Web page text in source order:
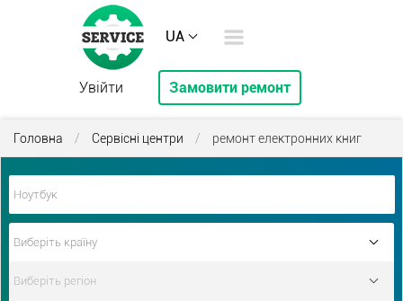
UA
Увійти Замовити ремонт
Головна / Сервісні центри / ремонт електронних книг